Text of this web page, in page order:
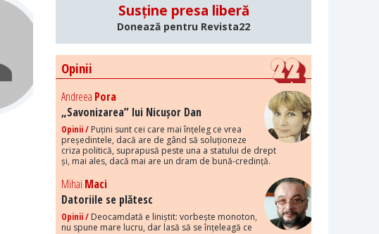
Susține presa liberă
Donează pentru Revista22
Opinii
Andreea Pora
„Savonizarea” lui Nicușor Dan
Opinii / Puțini sunt cei care mai înțeleg ce vrea
președintele, dacă are de gând să soluționeze
criza politică, suprapusă peste una a statului de drept
și, mai ales, dacă mai are un dram de bună-credință.
Mihai Maci
Datoriile se plătesc
Opinii / Deocamdată e liniștit: vorbește monoton,
nu spune mare lucru, dar lasă să se înțeleagă ce